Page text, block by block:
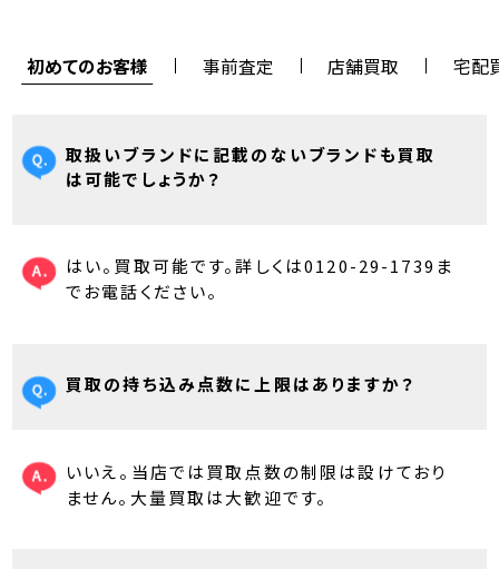
初めてのお客様 事前査定 店舗買取 宅配
取扱いブランドに記載のないブランドも買取
は可能でしょうか？
はい。買取可能です。詳しくは0120-29-1739ま
でお電話ください。
買取の持ち込み点数に上限はありますか？
いいえ。当店では買取点数の制限は設けており
ません。大量買取は大歓迎です。